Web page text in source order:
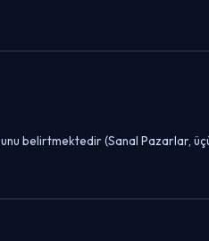
belirtmektedir (Sanal Pazarlar,